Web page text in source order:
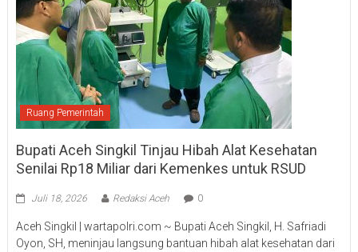
Ruang Pemerintah
Bupati Aceh Singkil Tinjau Hibah Alat Kesehatan
Senilai Rp18 Miliar dari Kemenkes untuk RSUD
Juli 18, 2026 Redaksi Aceh 0
Aceh Singkil | wartapolri.com ~ Bupati Aceh Singkil, H. Safriadi
Oyon, SH, meninjau langsung bantuan hibah alat kesehatan dari